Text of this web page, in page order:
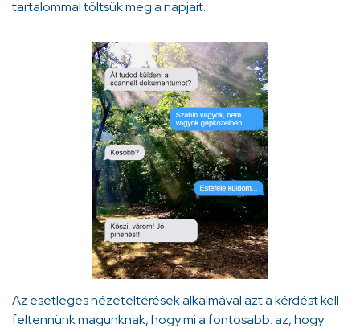
tartalommal töltsük meg a napjait.
Az esetleges nézeteltérések alkalmával azt a kérdést kell
feltennünk magunknak, hogy mi a fontosabb: az, hogy